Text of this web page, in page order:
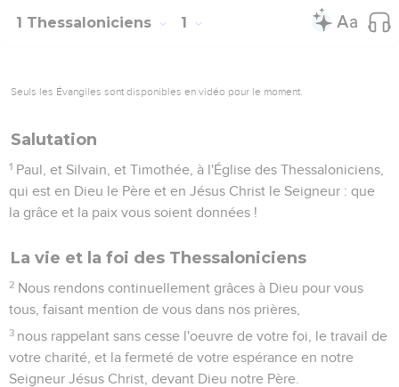
12
vous exhortant, vous consolant, vous conjurant de
13 C'est pourquoi nous rendons continuellement grâces à
avons fait entendre, vous l'avez reçue, non comme la parole
des hommes, mais, ainsi qu'elle l'est véritablement, comme
la parole de Dieu, qui agit en vous qui croyez.
14 Car vous, frères, vous êtes devenus les imitateurs des
parce que vous aussi, vous avez souffert de la part de vos
de la part des Juifs.
les prophètes, qui nous ont persécutés, qui ne plaisent point
à Dieu, et qui sont ennemis de tous les hommes,